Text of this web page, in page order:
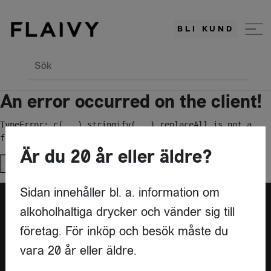
BLI KUND
Sök
An error occurred on the client!
TypeError: c(...).stringify(...).replaceAll is not a
function
Try again
Är du leverantör?
Är du 20 år eller äldre?
Sidan innehåller bl. a. information om
alkoholhaltiga drycker och vänder sig till
företag. För inköp och besök måste du
vara 20 år eller äldre.